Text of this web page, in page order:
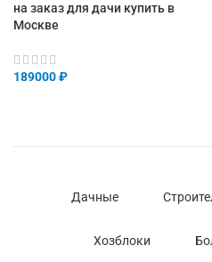
на заказ для дачи купить в
Москве
189000₽
Дачные
Хозблоки